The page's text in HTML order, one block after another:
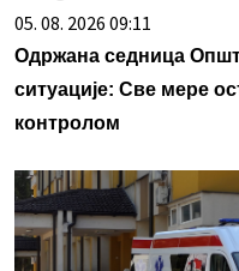
05. 08. 2026 09:11
Одржана седница
ситуације: Све мере
контролом